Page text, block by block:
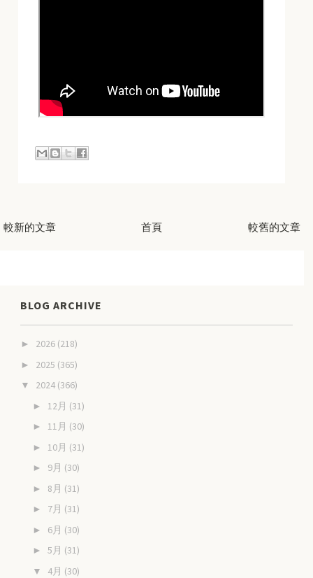
較新的文章 較舊的文章
首頁
BLOG ARCHIVE
► 2026 (218)
► 2025 (365)
▼ 2024 (366)
► 12月 (31)
► 11月 (30)
► 10月 (31)
► 9月 (30)
► 8月 (31)
► 7月 (31)
► 6月 (30)
► 5月 (31)
▼ 4月 (30)